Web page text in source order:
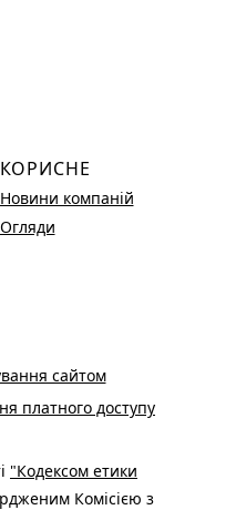
КОРИСНЕ
Новини компаній
Огляди
сайтом
платного доступу
"Кодексом етики
Комісією з